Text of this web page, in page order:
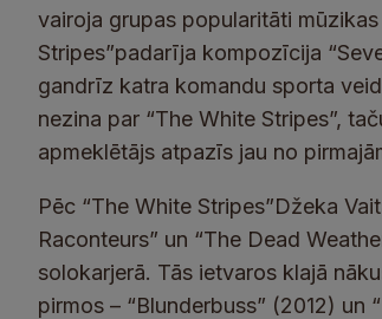
vairoja grupas popularitāti
Stripes”padarīja kompozīcija
gandrīz katra komandu sporta
nezina par “The White Stripes”,
apmeklētājs atpazīs jau no
Pēc “The White Stripes”Džeka
Raconteurs” un “The Dead
solokarjerā. Tās ietvaros klajā
pirmos – “Blunderbuss” (2012)